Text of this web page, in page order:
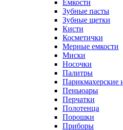
Ёмкости
Зубные пасты
Зубные щетки
Кисти
Косметички
Мерные емкости
Миски
Носочки
Палитры
Парикмахерские
Пеньюары
Перчатки
Полотенца
Порошки
Приборы